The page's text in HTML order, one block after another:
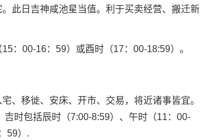
此日吉神咸池星当值。利于买卖经营、搬迁新
：00-16：59）或酉时（17：00-18:59）。
、移徙、安床、开市、交易，将近诸事皆宜。
时包括辰时（7:00-8:59）、午时（11：00-
59）.